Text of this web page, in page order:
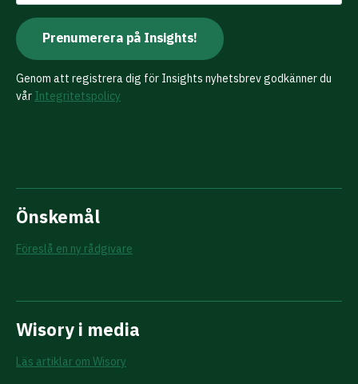
Genom att registrera dig för Insights nyhetsbrev godkänner du
vår Integritetspolicy
Önskemål
Föreslå en ny rådgivare
Wisory i media
Läs artiklar om Wisory